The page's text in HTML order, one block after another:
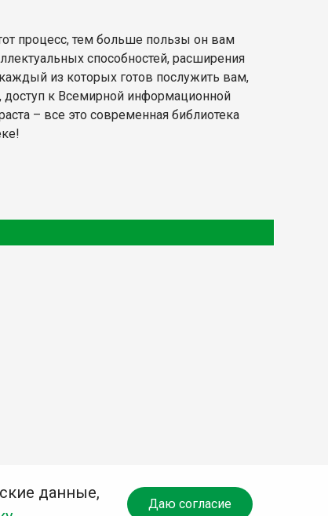
процесс, тем больше пользы он вам
способностей, расширения
из которых готов послужить вам,
доступ к Всемирной информационной
– все это современная библиотека
данные,
Даю согласие